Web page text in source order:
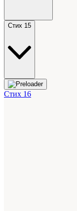
Стих 15
Стих 16